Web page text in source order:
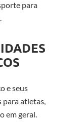
para
e seus
para atletas,
em geral.